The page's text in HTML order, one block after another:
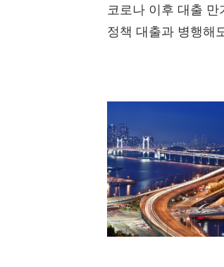
코로나 이후 대출
정책 대출과 병행해